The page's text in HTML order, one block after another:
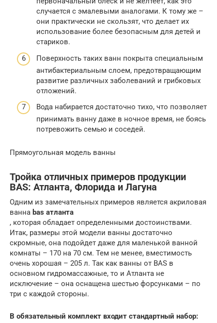
случается с эмалевыми аналогами. К тому же –
они практически не скользят, что делает их
использование более безопасным для детей и
стариков.
Поверхность таких ванн покрыта специальным
антибактериальным слоем, предотвращающим
развитие различных заболеваний и грибковых
отложений.
Вода набирается достаточно тихо, что позволяет
принимать ванну даже в ночное время, не боясь
потревожить семью и соседей.
Прямоугольная модель ванны
Тройка отличных примеров продукции
BAS: Атланта, Флорида и Лагуна
Одним из замечательных примеров является акриловая
ванна bas атланта
, которая обладает определенными достоинствами.
Итак, размеры этой модели ванны достаточно
скромные, она подойдет даже для маленькой ванной
комнаты – 170 на 70 см. Тем не менее, вместимость
очень хорошая – 205 л. Так как ванны от BAS в
основном гидромассажные, то и Атланта не
исключение – она оснащена шестью форсунками – по
три с каждой стороны.
В обязательный комплект входит стандартный набор: